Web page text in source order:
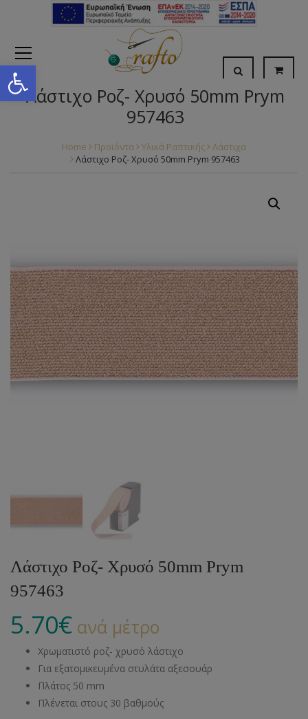
Open toolbar
Λάστιχο Ροζ- Χρυσό 50mm Prym
957463
Home Προϊόντα Υλικά Ραπτικής
Λάστιχα
Λάστιχο Ροζ- Χρυσό 50mm Prym 957463
Λάστιχο Ροζ- Χρυσό 50mm Prym
957463
5.70€ ανά μέτρο
Χρωματιστό ροζ- χρυσό λάστιχο
Για εξατομικευμένα στυλάτα αξεσουάρ
Πλάτος 50 mm
Πλένεται στους 30 βαθμούς